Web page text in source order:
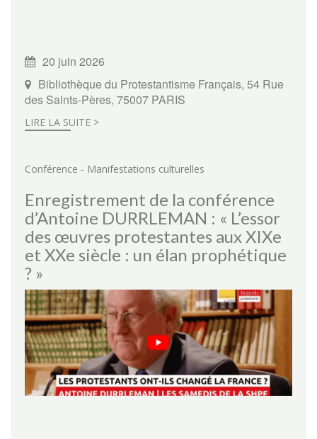
20 juin 2026
Bibliothèque du Protestantisme Français, 54 Rue
des Saints-Pères, 75007 PARIS
LIRE LA SUITE >
Conférence - Manifestations culturelles
Enregistrement de la conférence
d’Antoine DURRLEMAN : « L’essor
des œuvres protestantes aux XIXe
et XXe siècle : un élan prophétique
? »